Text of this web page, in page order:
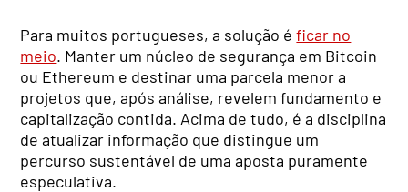
Para muitos portugueses, a solução éficar no
meio. Manter um núcleo de segurança em Bitcoin
ou Ethereum e destinar uma parcela menor a
projetos que, após análise, revelem fundamento e
capitalização contida. Acima de tudo, é a disciplina
de atualizar informação que distingue um
percurso sustentável de uma aposta puramente
especulativa.